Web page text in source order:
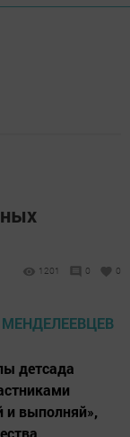
1201 0 0
детсада
и выполняй»,